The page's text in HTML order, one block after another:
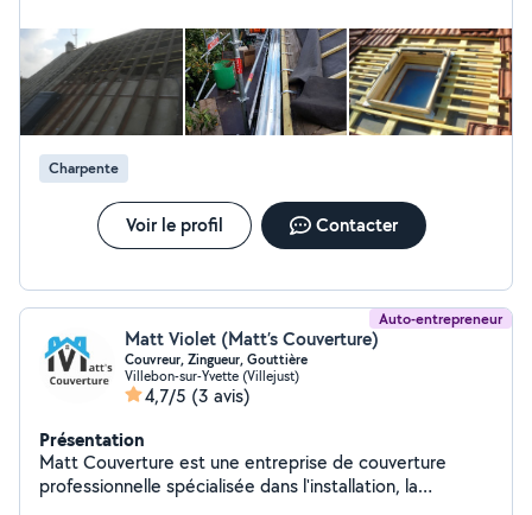
fournissons à chacun de nos clients. Contactez-nous
pour étudier votre projet et obtenir un devis. garantie
décennale 10ans et responsabilité civile (april
assurance) Dépannage et mise hors d'eau sous 24h
Charpente
Voir le profil Contacter
Auto-entrepreneur
Matt Violet (Matt’s Couverture)
Couvreur, Zingueur, Gouttière
Villebon-sur-Yvette (Villejust)
4,7/5 (3 avis)
Présentation
Matt Couverture est une entreprise de couverture
professionnelle spécialisée dans l'installation, la